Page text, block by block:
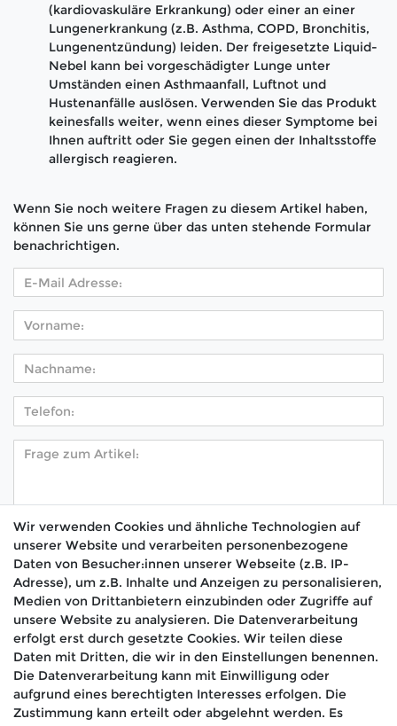
(kardiovaskuläre Erkrankung) oder einer an einer
Lungenerkrankung (z.B. Asthma, COPD, Bronchitis,
Lungenentzündung) leiden. Der freigesetzte Liquid-
Nebel kann bei vorgeschädigter Lunge unter
Umständen einen Asthmaanfall, Luftnot und
Hustenanfälle auslösen. Verwenden Sie das Produkt
keinesfalls weiter, wenn eines dieser Symptome bei
Ihnen auftritt oder Sie gegen einen der Inhaltsstoffe
allergisch reagieren.
Wenn Sie noch weitere Fragen zu diesem Artikel haben,
können Sie uns gerne über das unten stehende Formular
benachrichtigen.
Hiermit bestätige ich, dass ich dieDaten­schutz­
erklärung gelesen habe. *
Absenden
🚚 Schneller Versand
Wir verwenden Cookies und ähnliche Technologien auf
unserer Website und verarbeiten personenbezogene
Daten von Besucher:innen unserer Webseite (z.B. IP-
Adresse), um z.B. Inhalte und Anzeigen zu personalisieren,
Medien von Drittanbietern einzubinden oder Zugriffe auf
unsere Website zu analysieren. Die Datenverarbeitung
erfolgt erst durch gesetzte Cookies. Wir teilen diese
Daten mit Dritten, die wir in den Einstellungen benennen.
Die Datenverarbeitung kann mit Einwilligung oder
aufgrund eines berechtigten Interesses erfolgen. Die
Zustimmung kann erteilt oder abgelehnt werden. Es